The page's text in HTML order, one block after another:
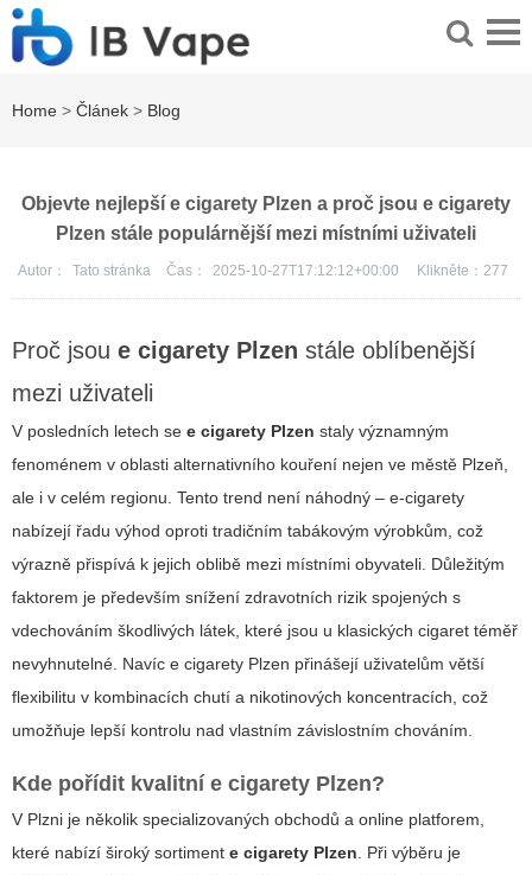
Home > Článek > Blog
Objevte nejlepší e cigarety Plzen a proč jsou e cigarety
Plzen stále populárnější mezi místními uživateli
Autor： Tato stránka Čas： 2025-10-27T17:12:12+00:00 Klikněte： 277
Proč jsou e cigarety Plzen stále oblíbenější
mezi uživateli
V posledních letech se e cigarety Plzen staly významným
fenoménem v oblasti alternativního kouření nejen ve městě Plzeň,
ale i v celém regionu. Tento trend není náhodný – e-cigarety
nabízejí řadu výhod oproti tradičním tabákovým výrobkům, což
výrazně přispívá k jejich oblibě mezi místními obyvateli. Důležitým
faktorem je především snížení zdravotních rizik spojených s
vdechováním škodlivých látek, které jsou u klasických cigaret téměř
nevyhnutelné. Navíc e cigarety Plzen přinášejí uživatelům větší
flexibilitu v kombinacích chutí a nikotinových koncentracích, což
umožňuje lepší kontrolu nad vlastním závislostním chováním.
Kde pořídit kvalitní e cigarety Plzen?
V Plzni je několik specializovaných obchodů a online platforem,
které nabízí široký sortiment e cigarety Plzen. Při výběru je